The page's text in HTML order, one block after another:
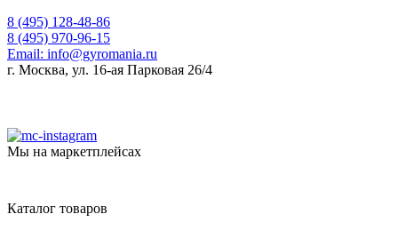
8 (495) 128-48-86
8 (495) 970-96-15
Email: info@gyromania.ru
г. Москва, ул. 16-ая Парковая 26/4
Мы на маркетплейсах
Каталог товаров